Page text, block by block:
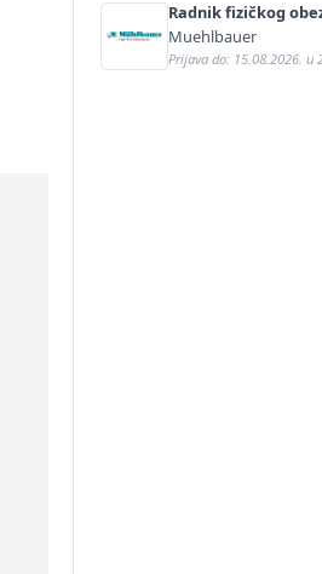
Radnik fizičkog
Muehlbauer
Prijava do: 15.08.2026. u